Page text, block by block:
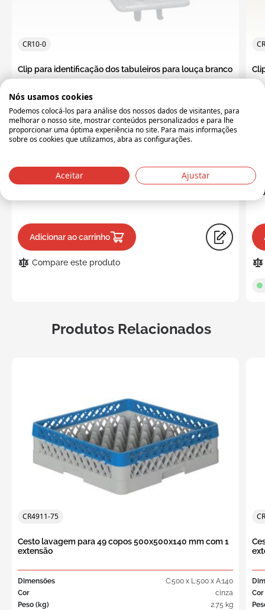
CR10-0
Clip para identificação dos tabuleiros para louça branco
Cor
branco
Peso (kg)
0.1 kg
0,65 €
Adicionar ao carrinho
Compare este produto
Produtos Relacionados
CR4911-75
Cesto lavagem para 49 copos 500x500x140 mm com 1
extensão
Dimensões
C:500 x L:500 x A:140
Cor
cinza
Peso (kg)
2.75 kg
Cor
Nós usamos cookies
Podemos colocá-los para análise dos nossos dados de visitantes, para
melhorar o nosso site, mostrar conteúdos personalizados e para lhe
proporcionar uma óptima experiência no site. Para mais informações
sobre os cookies que utilizamos, abra as configurações.
Aceitar Ajustar